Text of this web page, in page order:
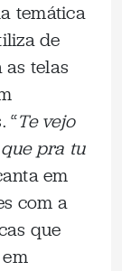
temática
de
as telas
“Te vejo
pra tu
em
com a
que
em